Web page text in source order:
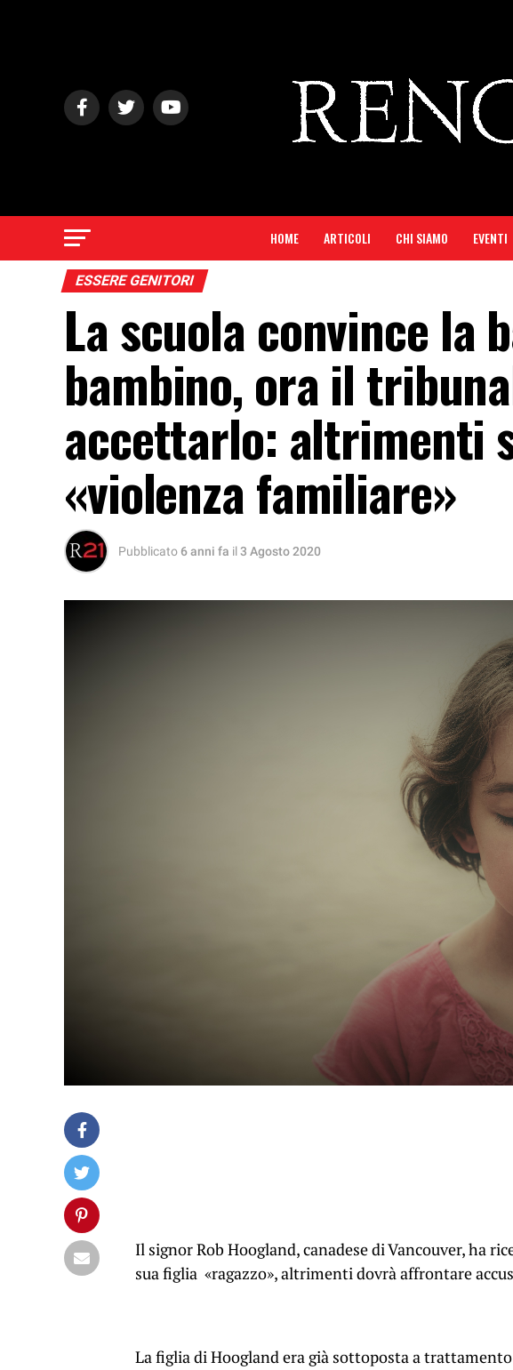
HOME ARTICOLI CHI SIAMO EVENTI
ESSERE GENITORI
La scuola convince la
bambino, ora il
accettarlo: altrimenti
«violenza familiare»
Pubblicato 6 anni fa il3 Agosto 2020
Il signor Rob Hoogland, canadese di Vancouver, ha
sua figlia «ragazzo», altrimenti dovrà affrontare
La figlia di Hoogland era già sottoposta a